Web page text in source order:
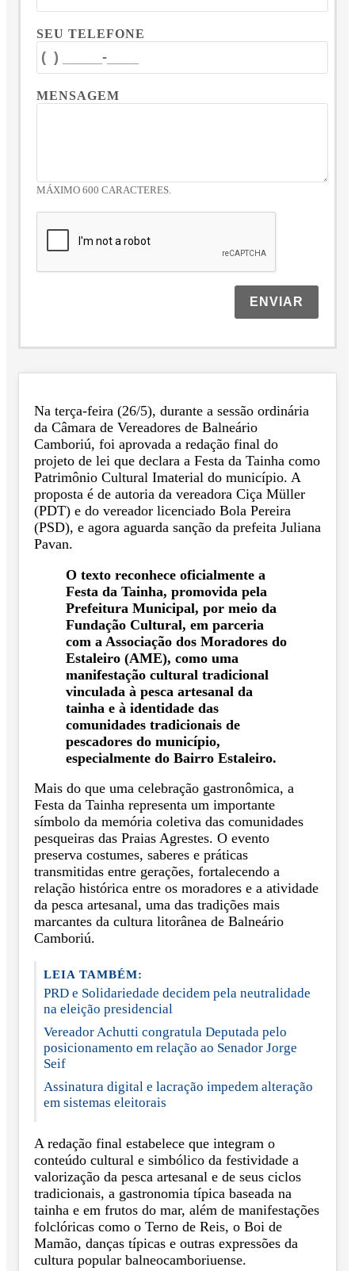
SEU TELEFONE
MENSAGEM
MÁXIMO 600 CARACTERES.
ENVIAR
Na terça-feira (26/5), durante a sessão ordinária
da Câmara de Vereadores de Balneário
Camboriú, foi aprovada a redação final do
projeto de lei que declara a Festa da Tainha como
Patrimônio Cultural Imaterial do município. A
proposta é de autoria da vereadora Ciça Müller
(PDT) e do vereador licenciado Bola Pereira
(PSD), e agora aguarda sanção da prefeita Juliana
Pavan.
O texto reconhece oficialmente a
Festa da Tainha, promovida pela
Prefeitura Municipal, por meio da
Fundação Cultural, em parceria
com a Associação dos Moradores do
Estaleiro (AME), como uma
manifestação cultural tradicional
vinculada à pesca artesanal da
tainha e à identidade das
comunidades tradicionais de
pescadores do município,
especialmente do Bairro Estaleiro.
Mais do que uma celebração gastronômica, a
Festa da Tainha representa um importante
símbolo da memória coletiva das comunidades
pesqueiras das Praias Agrestes. O evento
preserva costumes, saberes e práticas
transmitidas entre gerações, fortalecendo a
relação histórica entre os moradores e a atividade
da pesca artesanal, uma das tradições mais
marcantes da cultura litorânea de Balneário
Camboriú.
LEIA TAMBÉM:
PRD e Solidariedade decidem pela neutralidade
na eleição presidencial
Vereador Achutti congratula Deputada pelo
posicionamento em relação ao Senador Jorge
Seif
Assinatura digital e lacração impedem alteração
em sistemas eleitorais
A redação final estabelece que integram o
conteúdo cultural e simbólico da festividade a
valorização da pesca artesanal e de seus ciclos
tradicionais, a gastronomia típica baseada na
tainha e em frutos do mar, além de manifestações
folclóricas como o Terno de Reis, o Boi de
Mamão, danças típicas e outras expressões da
cultura popular balneocamboriuense.